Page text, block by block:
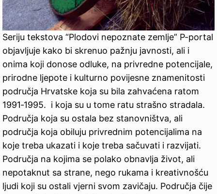
Seriju tekstova “Plodovi nepoznate zemlje” P-portal
objavljuje kako bi skrenuo pažnju javnosti, ali i
onima koji donose odluke, na privredne potencijale,
prirodne ljepote i kulturno povijesne znamenitosti
područja Hrvatske koja su bila zahvaćena ratom
1991‑1995. i koja su u tome ratu strašno stradala.
Područja koja su ostala bez stanovništva, ali
područja koja obiluju privrednim potencijalima na
koje treba ukazati i koje treba sačuvati i razvijati.
Područja na kojima se polako obnavlja život, ali
nepotaknut sa strane, nego rukama i kreativnošću
ljudi koji su ostali vjerni svom zavičaju. Područja čije